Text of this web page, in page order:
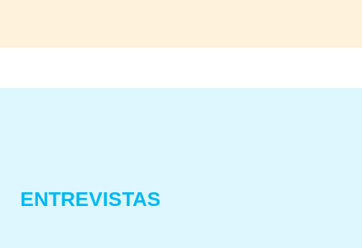
ENTREVISTAS